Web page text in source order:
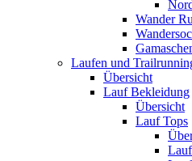
Wander
Laufen und
Übersicht
Lauf Bekleidung
Übersicht
Lauf Tops